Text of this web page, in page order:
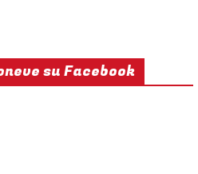
su Facebook